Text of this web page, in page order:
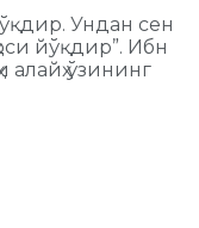
Ундан сен
йўқдир”. Ибн
алайҳ ўзининг